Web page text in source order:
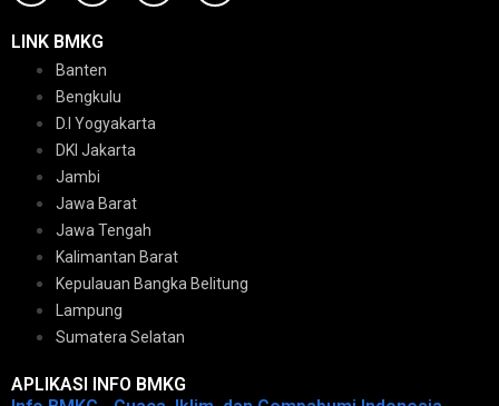
LINK BMKG
Banten
Bengkulu
D.I Yogyakarta
DKI Jakarta
Jambi
Jawa Barat
Jawa Tengah
Kalimantan Barat
Kepulauan Bangka Belitung
Lampung
Sumatera Selatan
APLIKASI INFO BMKG